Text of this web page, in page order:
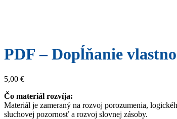
PDF – Dopĺňanie
5,00 €
Čo materiál rozvíja:
Materiál je zameraný na rozvoj porozumenia,
sluchovej pozornosť a rozvoj slovnej zásoby.